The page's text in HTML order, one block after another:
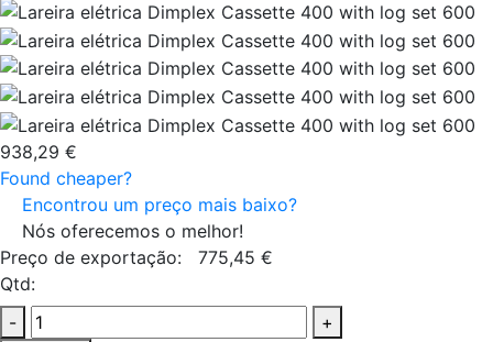
938,29 €
Found cheaper?
Encontrou um preço mais baixo?
Nós oferecemos o melhor!
Preço de exportação:
775,45 €
Qtd:
-
+